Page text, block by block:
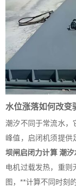
水位涨落如何改变
潮汐不同于常流水，
峰值，启闭机须提供
坝闸启闭力计算 潮
电机过载发热，重则
图，**计算不同时刻